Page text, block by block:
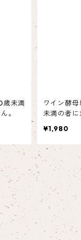
未満
。
ワイン酵
未満の者
¥1,980